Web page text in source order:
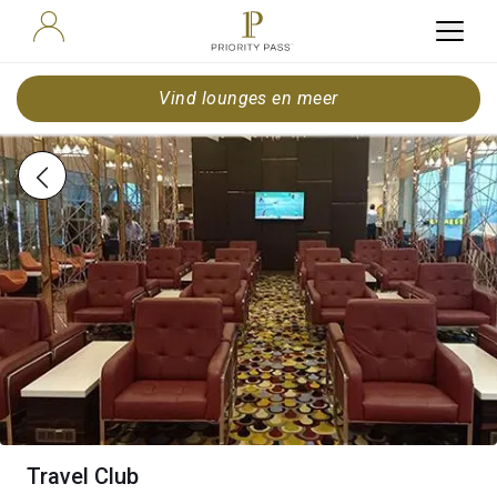
Vind lounges en meer
Travel Club